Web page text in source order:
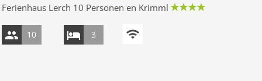
Ferienhaus Lerch 10 Personen en Krimml
10 3